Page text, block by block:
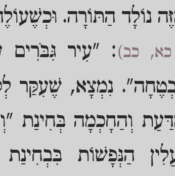
נוֹלָד הַתּוֹרָה.
כב): "עִיר
נִמְצָא, שֶׁעִקַּר
וְהַחָכְמָה בְּחִינַת
הַנְּפָשׁוֹת בִּבְחִינַת